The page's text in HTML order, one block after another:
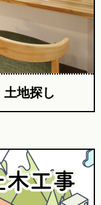
土地探し